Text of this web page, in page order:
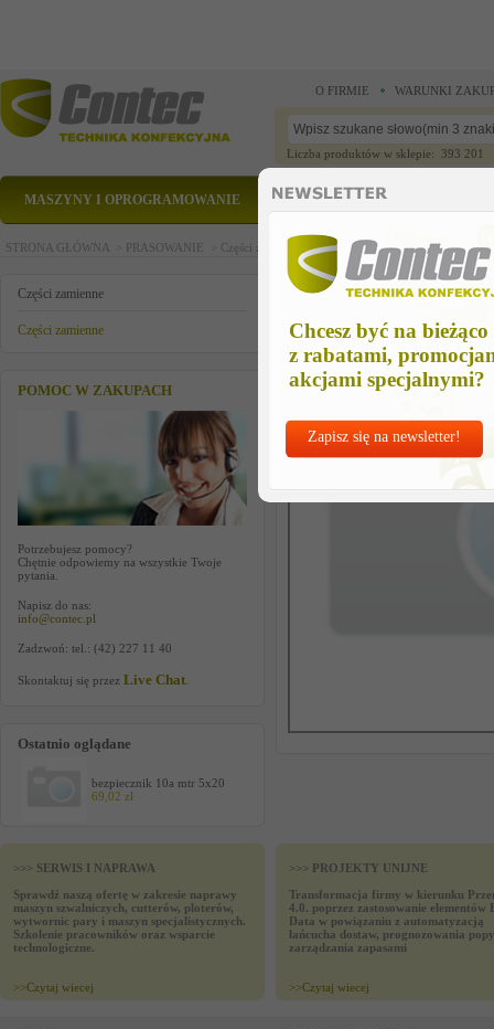
Chcesz być na bieżąco
z rabatami,
akcjami specjalnymi?
Zapisz się na newsletter!
O FIRMIE WARUNKI
Liczba produktów w sklepie: 393 201
MASZYNY I OPROGRAMOWANIE CZĘŚCI ZAMIENNE
STRONA GŁÓWNA > PRASOWANIE > Części zamienne >Części zamienne > bezpiecznik
Części zamienne
Części zamienne
POMOC W ZAKUPACH
Potrzebujesz pomocy?
Chętnie odpowiemy na wszystkie Twoje
pytania.
Napisz do nas:
info@contec.pl
Zadzwoń: tel.: (42) 227 11 40
Skontaktuj się przez Live Chat
Ostatnio oglądane
bezpiecznik 10a mtr 5x20
69,02 zł
bezpiecznik 10a mtr 5x20
>>> SERWIS I NAPRAWA
Sprawdź naszą ofertę w zakresie naprawy
maszyn szwalniczych, cutterów, ploterów,
wytwornic pary i maszyn specjalistycznych.
Szkolenie pracowników oraz wsparcie
technologiczne.
>>Czytaj wiecej
>>> PROJEKTY UNIJNE
Transformacja firmy w kierunku
4.0. poprzez zastosowanie elementów
Data w powiązaniu z automatyzacją
łańcucha dostaw, prognozowania
zarządzania zapasami
>>Czytaj wiecej